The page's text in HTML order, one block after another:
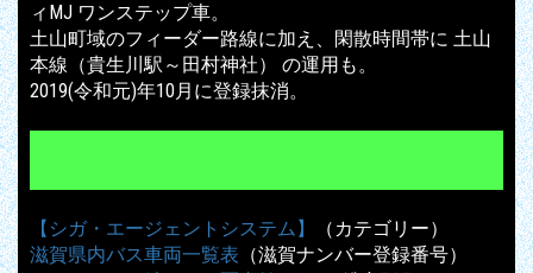
ィMJ ワンステップ車。
土山町域のフィーダー路線に加え、閑散時間帯に 土山
本線（貴生川駅～田村神社） の運用も。
2019(令和元)年10月に登録抹消。
【シガ・エージェントシステム】
（カテゴリー）
滋賀県内バス車両一覧表 （滋賀ナンバー登録番号）